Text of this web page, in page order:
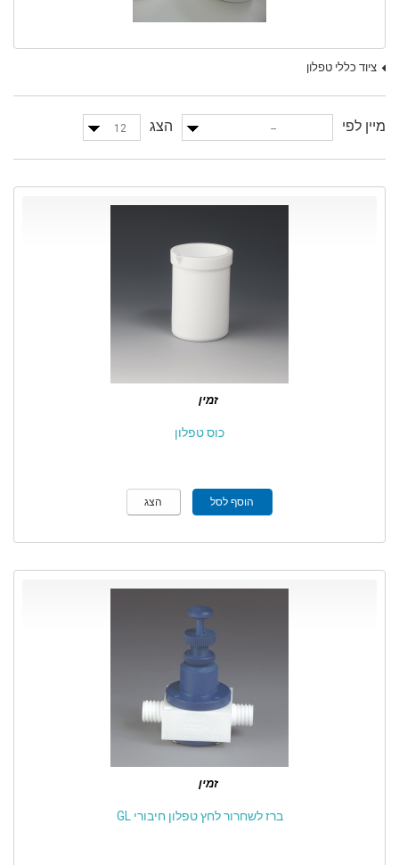
ציוד כללי טפלון
מיין לפי -- הצג 12
זמין
כוס טפלון
הוסף לסל הצג
זמין
ברז לשחרור לחץ טפלון חיבורי GL